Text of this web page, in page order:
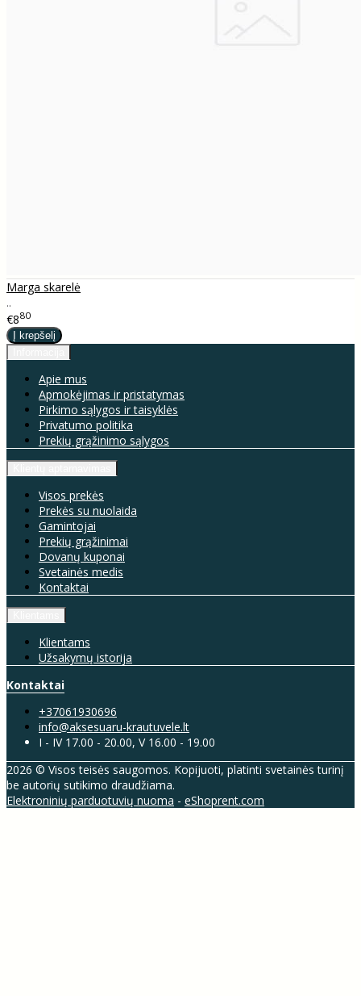
Marga skarelė
..
€880
Apie mus
Apmokėjimas ir pristatymas
Pirkimo sąlygos ir taisyklės
Privatumo politika
Prekių grąžinimo sąlygos
Visos prekės
Prekės su nuolaida
Gamintojai
Prekių grąžinimai
Dovanų kuponai
Svetainės medis
Kontaktai
Klientams
Užsakymų istorija
Kontaktai
+37061930696
info@aksesuaru-krautuvele.lt
I - IV 17.00 - 20.00, V 16.00 - 19.00
2026 © Visos teisės saugomos. Kopijuoti, platinti svetainės turinį
be autorių sutikimo draudžiama.
Elektroninių parduotuvių nuoma - eShoprent.com